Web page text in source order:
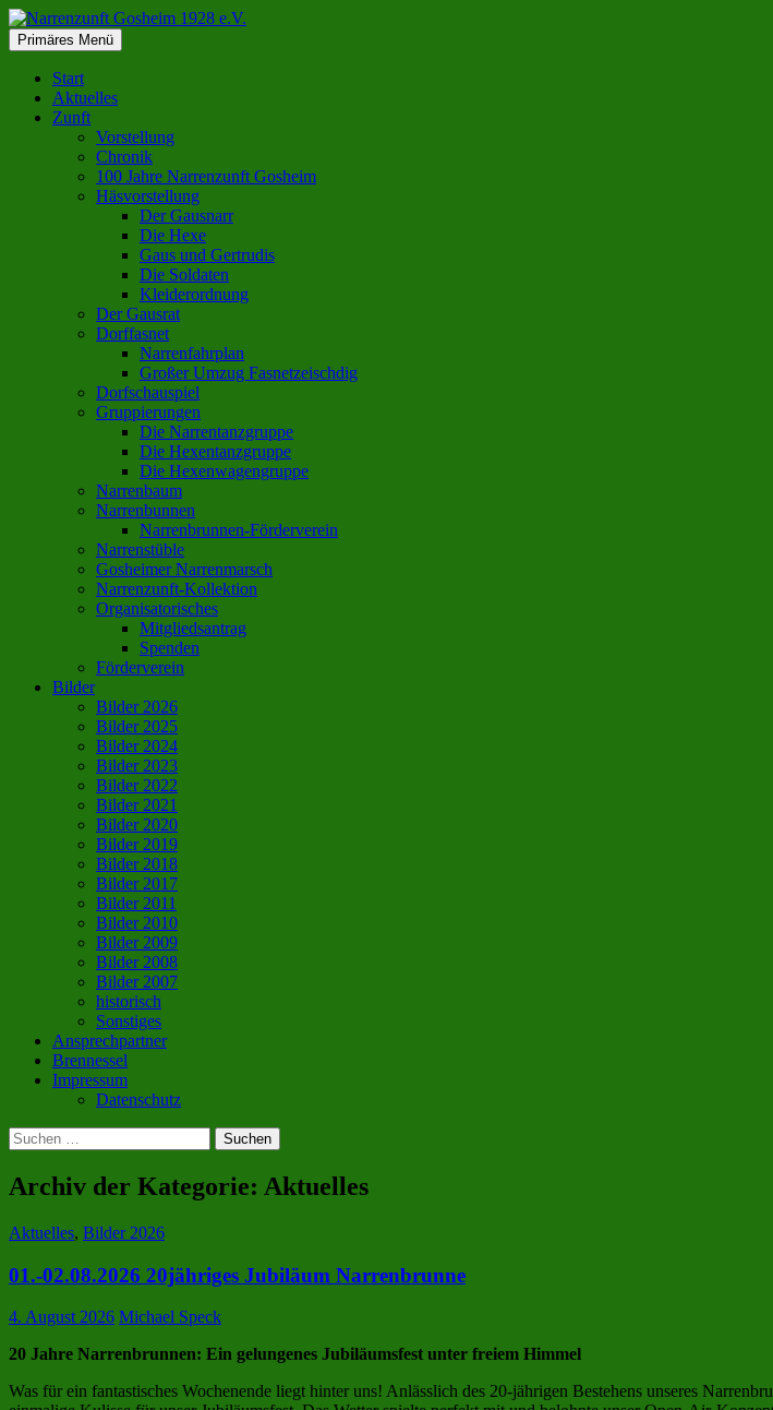
Zum
Inhalt
springen
Narrenzunft Gosheim 1928 e.V.
Suchen
Primäres Menü
Start
Aktuelles
Zunft
Vorstellung
Chronik
100 Jahre Narrenzunft Gosheim
Häsvorstellung
Der Gausnarr
Die Hexe
Gaus und Gertrudis
Die Soldaten
Kleiderordnung
Der Gausrat
Dorffasnet
Narrenfahrplan
Großer Umzug Fasnetzeischdig
Dorfschauspiel
Gruppierungen
Die Narrentanzgruppe
Die Hexentanzgruppe
Die Hexenwagengruppe
Narrenbaum
Narrenbunnen
Narrenbrunnen-Förderverein
Narrenstüble
Gosheimer Narrenmarsch
Narrenzunft-Kollektion
Organisatorisches
Mitgliedsantrag
Spenden
Förderverein
Bilder
Bilder 2026
Bilder 2025
Bilder 2024
Bilder 2023
Bilder 2022
Bilder 2021
Bilder 2020
Bilder 2019
Bilder 2018
Bilder 2017
Bilder 2011
Bilder 2010
Bilder 2009
Bilder 2008
Bilder 2007
historisch
Sonstiges
Ansprechpartner
Brennessel
Impressum
Datenschutz
Suchen
nach:
Archiv der Kategorie: Aktuelles
Aktuelles, Bilder 2026
01.-02.08.2026 20jähriges Jubiläum Narrenbrunne
4. August 2026 Michael Speck
20 Jahre Narrenbrunnen: Ein gelungenes Jubiläumsfest unter freiem Himmel
Was für ein fantastisches Wochenende liegt hinter uns! Anlässlich des 20-jährigen Bestehens unseres